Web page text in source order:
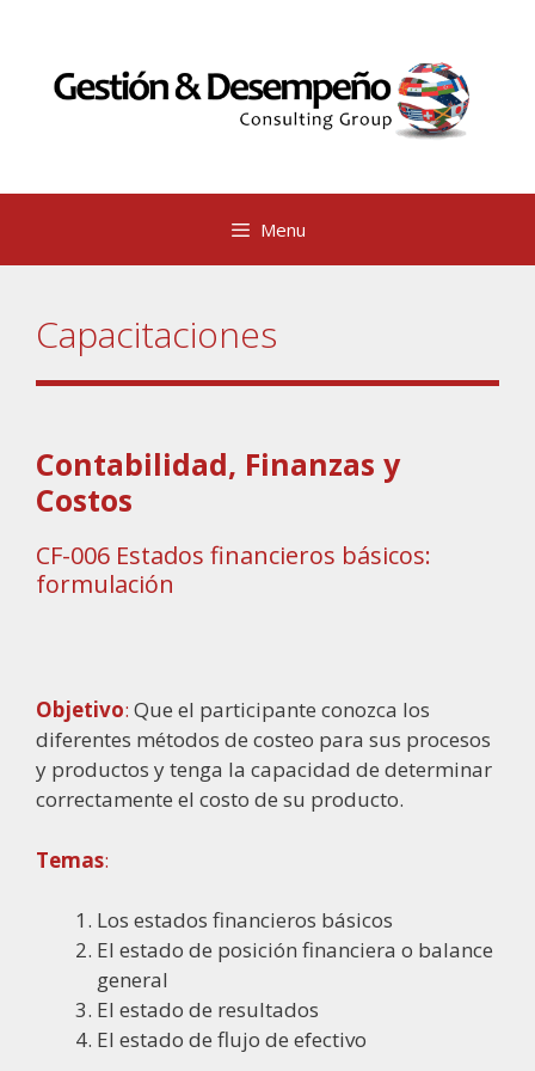
contenido
Menu
Capacitaciones
Contabilidad, Finanzas y
Costos
CF-006 Estados financieros básicos:
formulación
Objetivo: Que el participante conozca los
diferentes métodos de costeo para sus procesos
y productos y tenga la capacidad de determinar
correctamente el costo de su producto.
Temas:
Los estados financieros básicos
El estado de posición financiera o balance
general
El estado de resultados
El estado de flujo de efectivo